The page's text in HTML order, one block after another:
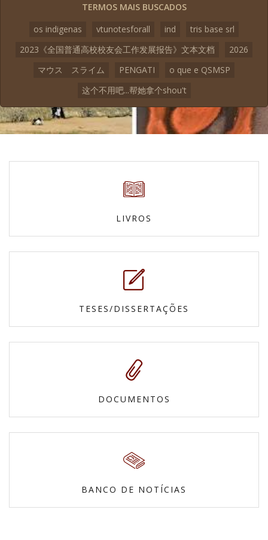
TERMOS MAIS BUSCADOS
os indigenas
vtunotesforall ind
tris base srl
2023《全国普通高校校友会工作发展报告》文本文档
2026
マウス スライム
PENGATI
o que e QSMSP
这个不用吧...帮她拿个shou't
LIVROS
TESES/DISSERTAÇÕES
DOCUMENTOS
BANCO DE NOTÍCIAS